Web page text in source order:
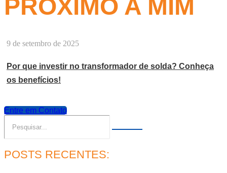
PRÓXIMO A MIM
9 de setembro de 2025
Por que investir no transformador de solda? Conheça
os benefícios!
Entre em Contato
POSTS RECENTES: